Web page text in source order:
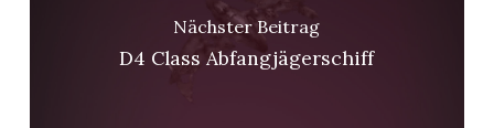
Nächster Beitrag
D4 Class Abfangjägerschiff